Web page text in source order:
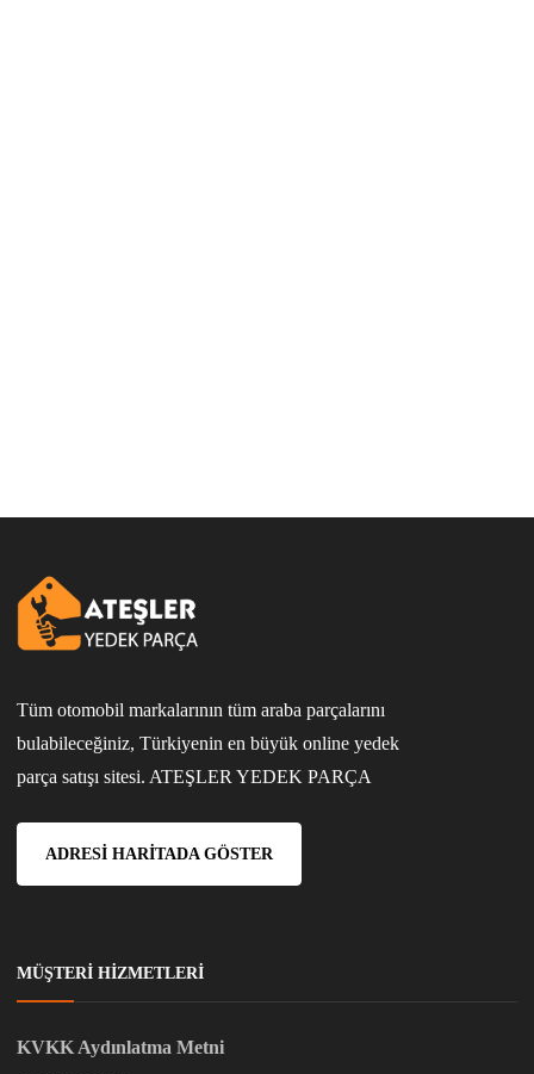
Tüm otomobil markalarının tüm araba parçalarını
bulabileceğiniz, Türkiyenin en büyük online yedek
parça satışı sitesi. ATEŞLER YEDEK PARÇA
ADRESI HARITADA GÖSTER
MÜŞTERI HIZMETLERI
KVKK Aydınlatma Metni